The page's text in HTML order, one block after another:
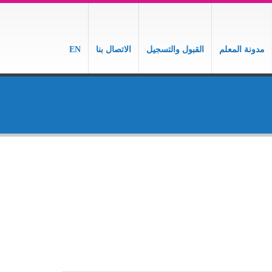
مدونة المعلم القبول والتسجيل الاتصال بنا EN